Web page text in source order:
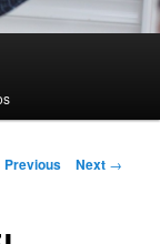
Previous Next →